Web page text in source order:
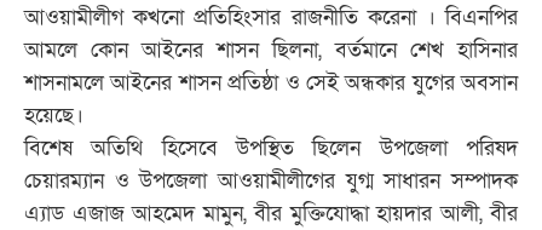
আওয়ামীলীগ কখনো প্রতিহিংসার রাজনীতি করেনা । বিএনপির
আমলে কোন আইনের শাসন ছিলনা, বর্তমানে শেখ হাসিনার
শাসনামলে আইনের শাসন প্রতিষ্ঠা ও সেই অন্ধকার যুগের অবসান
হয়েছে।
বিশেষ অতিথি হিসেবে উপস্থিত ছিলেন উপজেলা পরিষদ
চেয়ারম্যান ও উপজেলা আওয়ামীলীগের যুগ্ম সাধারন সম্পাদক
এ্যাড এজাজ আহমেদ মামুন, বীর মুক্তিযোদ্ধা হায়দার আলী, বীর